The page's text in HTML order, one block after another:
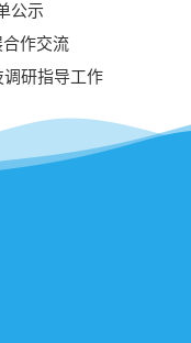
公示
作交流
研指导工作